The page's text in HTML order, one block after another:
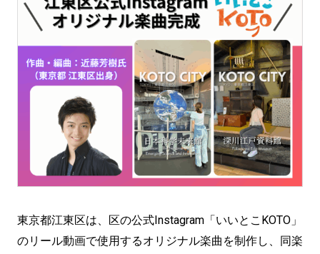
東京都江東区は、区の公式Instagram「いいとこKOTO」
のリール動画で使用するオリジナル楽曲を制作し、同楽